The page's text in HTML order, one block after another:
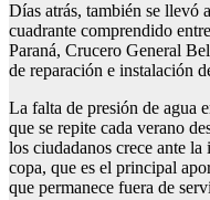
Días atrás, también se llevó
cuadrante comprendido
Paraná, Crucero General
de reparación e instalación
La falta de presión de agua
que se repite cada verano
los ciudadanos crece ante
copa, que es el principal
que permanece fuera de